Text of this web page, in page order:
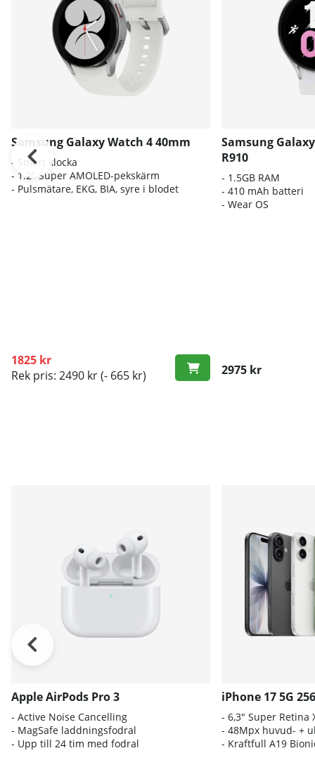
Samsung Galaxy Watch 4 40mm
- Smart klocka
- 1.2" Super AMOLED-pekskärm
- Pulsmätare, EKG, BIA, syre i blodet
1825 kr
Rek pris: 2490 kr(- 665 kr)
Samsung
R910
- 1.5GB RAM
- 410 mAh batteri
- Wear OS
2975 kr
Apple AirPods Pro 3
- Active Noise Cancelling
- MagSafe laddningsfodral
- Upp till 24 tim med fodral
iPhone 17 5G
- 6,3" Super Retina
- 48Mpx huvud- +
- Kraftfull A19